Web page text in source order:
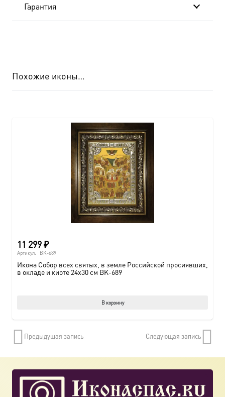
Гарантия
Похожие иконы…
11 299₽
Артикул: BK-689
Икона Собор всех святых, в земле Российской просиявших,
в окладе и киоте 24х30 см BK-689
В корзину
Предыдущая запись Следующая запись